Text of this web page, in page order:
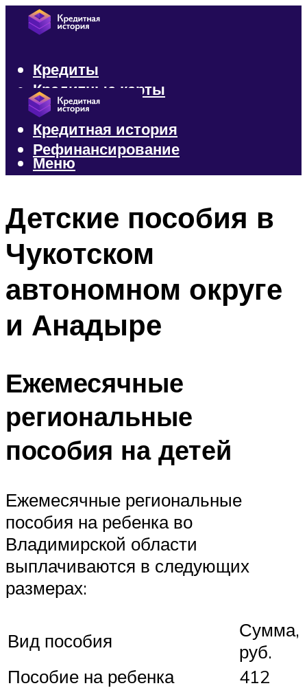
Кредиты
Кредитные карты
Микрозаймы
Кредитная история
Рефинансирование
Меню
Детские пособия в
Чукотском
автономном округе
и Анадыре
Ежемесячные
региональные
пособия на детей
Ежемесячные региональные
пособия на ребенка во
Владимирской области
выплачиваются в следующих
размерах:
Вид пособия
Сумма,
руб.
Пособие на ребенка
412